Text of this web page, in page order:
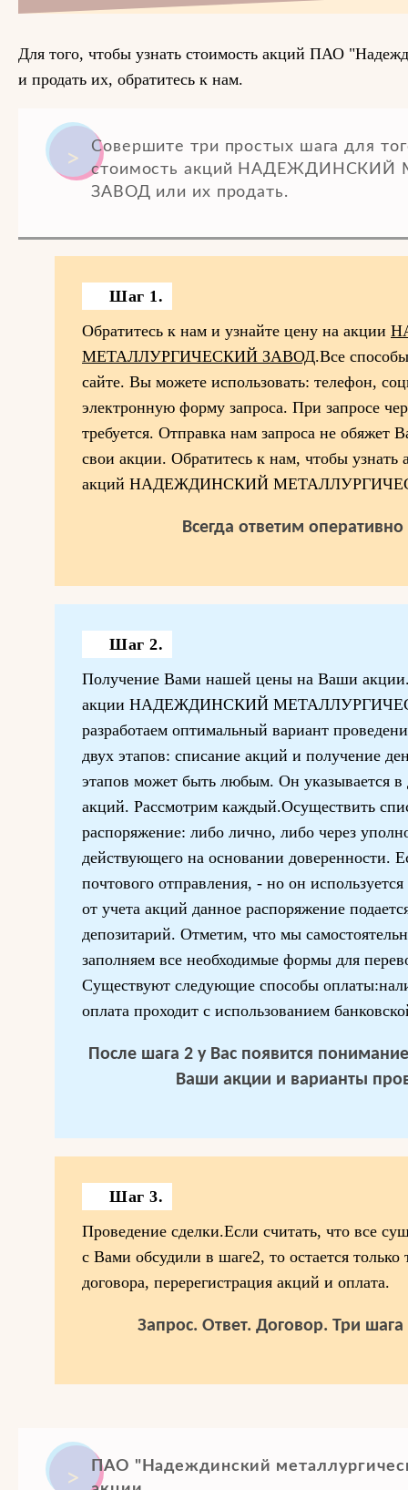
Для того, чтобы узнать стоимость акций ПАО
и продать их, обратитесь к нам.
Совершите три простых шага для
стоимость акций
ЗАВОД или их продать.
Шаг 1.
Обратитесь к нам и узнайте цену на акции
МЕТАЛЛУРГИЧЕСКИЙ ЗАВОД.Все
сайте. Вы можете использовать: телефон,
электронную форму запроса. При запросе
требуется. Отправка нам запроса не обяжет
свои акции. Обратитесь к нам, чтобы узнать
акций НАДЕЖДИНСКИЙ
Всегда ответим
Шаг 2.
Получение Вами нашей цены на Ваши акции.
акции НАДЕЖДИНСКИЙ
разработаем оптимальный вариант
двух этапов: списание акций и получение
этапов может быть любым. Он указывается в
акций. Рассмотрим каждый.Осуществить
распоряжение: либо лично, либо через
действующего на основании доверенности.
почтового отправления, - но он
от учета акций данное распоряжение
депозитарий. Отметим, что мы
заполняем все необходимые формы для
Существуют следующие способы
оплата проходит с использованием
После шага 2 у Вас появится понимание
Ваши акции и варианты
Шаг 3.
Проведение сделки.Если считать, что все
с Вами обсудили в шаге2, то остается только
договора, перерегистрация акций и оплата.
Запрос. Ответ. Договор. Три
ПАО "Надеждинский